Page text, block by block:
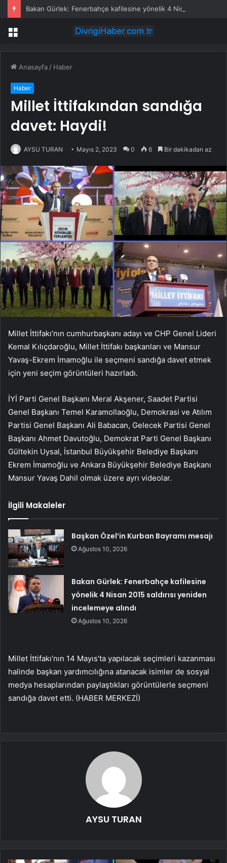
Menü
Anasayfa / Haber
Haber
Millet İttifakından sandığa
davet: Haydi!
AYSU TURAN Mayıs 2, 2023 0 6 Bir dakikadan az
Millet İttifakı’nın cumhurbaşkanı adayı ve CHP Genel Lideri
Kemal Kılıçdaroğlu, Millet İttifakı başkanları ve Mansur
Yavaş-Ekrem İmamoğlu ile seçmeni sandığa davet etmek
için yeni seçim görüntüleri hazırladı.
İYİ Parti Genel Başkanı Meral Akşener, Saadet Partisi
Genel Başkanı Temel Karamollaoğlu, Demokrasi ve Atılım
Partisi Genel Başkanı Ali Babacan, Gelecek Partisi Genel
Başkanı Ahmet Davutoğlu, Demokrat Parti Genel Başkanı
Gültekin Uysal, İstanbul Büyükşehir Belediye Başkanı
Ekrem İmamoğlu ve Ankara Büyükşehir Belediye Başkanı
Mansur Yavaş Dahil olmak üzere ayrı videolar.
İlgili Makaleler
Başkan Özel’in Kurban Bayramı mesajı
Ağustos 10, 2026
Bakan Gürlek: Fenerbahçe kafilesine
yönelik 4 Nisan 2015 saldırısı yeniden
incelemeye alındı
Ağustos 10, 2026
Millet İttifakı’nın 14 Mayıs’ta yapılacak seçimleri kazanması
halinde başkan yardımcılığına atanacak isimler de sosyal
medya hesaplarından paylaştıkları görüntülerle seçmeni
sandığa davet etti. (HABER MERKEZİ)
AYSU TURAN